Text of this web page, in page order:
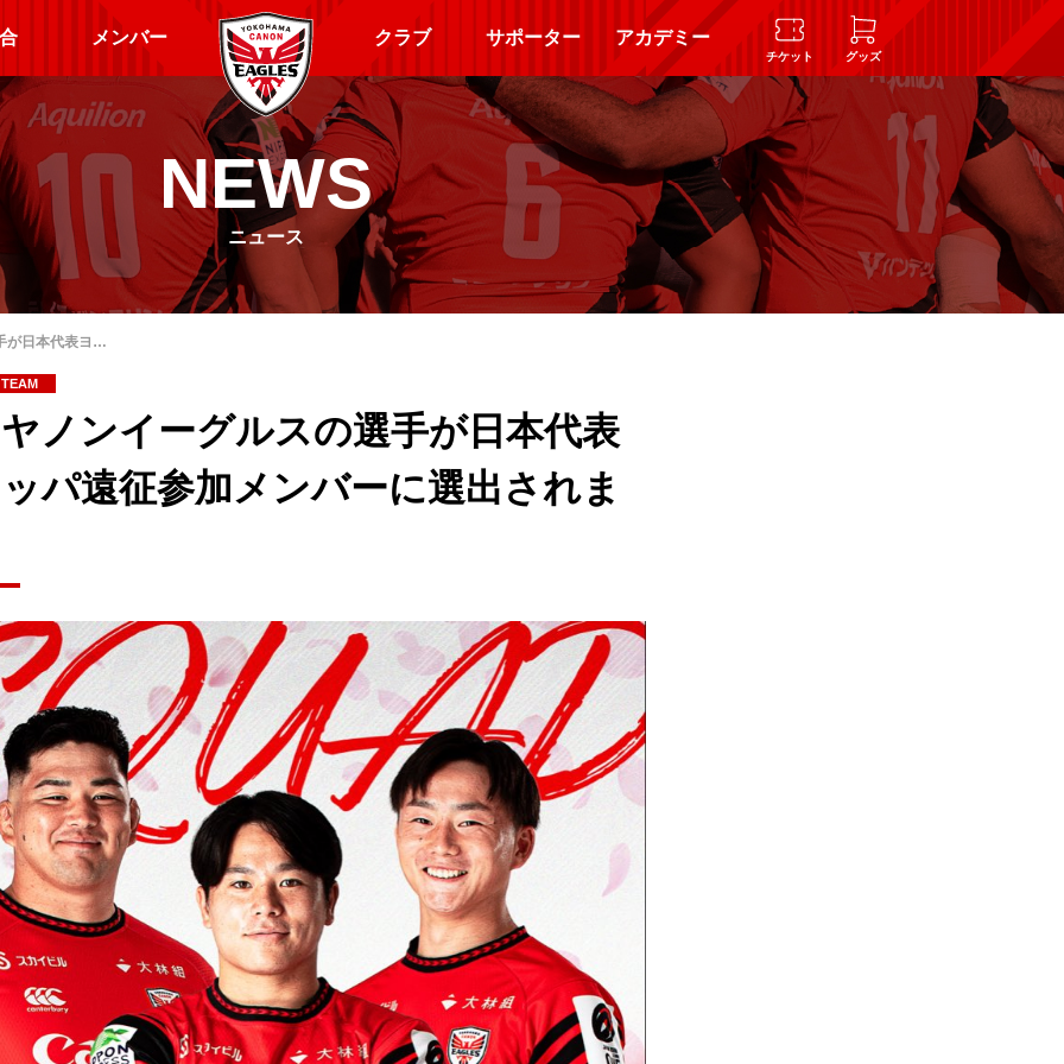
メンバー クラブ サポーター アカデミー
チケット グッズ
NEWS
ニュース
が日本代表ヨ…
TEAM
ノンイーグルスの選手が日本代表
パ遠征参加メンバーに選出されま